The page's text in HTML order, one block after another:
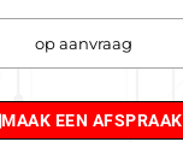
op aanvraag
MAAK EEN AFSPRAAK